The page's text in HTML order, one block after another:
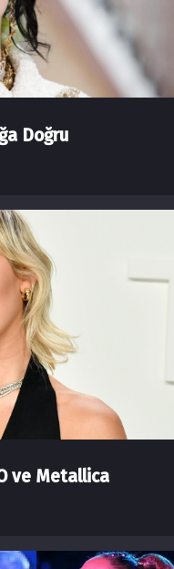
Doğru
ve Metallica